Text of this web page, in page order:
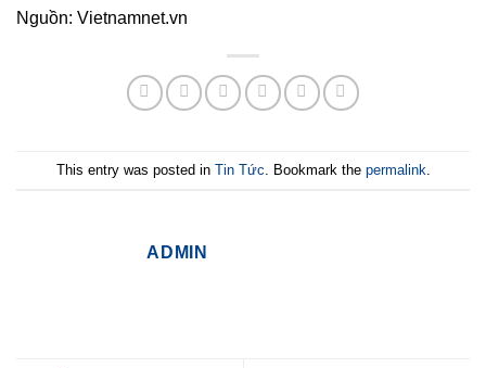
Nguồn: Vietnamnet.vn
This entry was posted in Tin Tức . Bookmark the permalink
ADMIN